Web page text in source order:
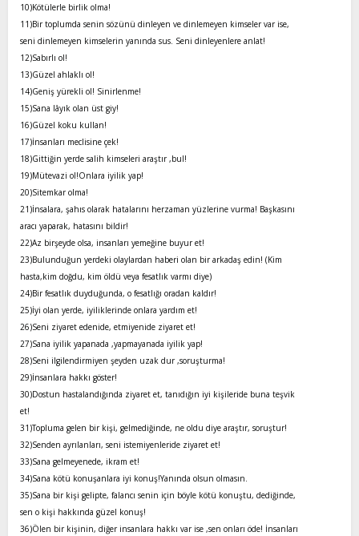
10)Kötülerle birlik olma!
11)Bir toplumda senin sözünü dinleyen ve dinlemeyen kimseler var ise,
seni dinlemeyen kimselerin yanında sus. Seni dinleyenlere anlat!
12)Sabırlı ol!
13)Güzel ahlaklı ol!
14)Geniş yürekli ol! Sinirlenme!
15)Sana lâyık olan üst giy!
16)Güzel koku kullan!
17)İnsanları meclisine çek!
18)Gittiğin yerde salih kimseleri araştır ,bul!
19)Mütevazi ol!Onlara iyilik yap!
20)Sitemkar olma!
21)İnsalara, şahıs olarak hatalarını herzaman yüzlerine vurma! Başkasını
aracı yaparak, hatasını bildir!
22)Az birşeyde olsa, insanları yemeğine buyur et!
23)Bulunduğun yerdeki olaylardan haberi olan bir arkadaş edin! (Kim
hasta,kim doğdu, kim öldü veya fesatlık varmı diye)
24)Bir fesatlık duyduğunda, o fesatlığı oradan kaldır!
25)İyi olan yerde, iyiliklerinde onlara yardım et!
26)Seni ziyaret edenide, etmiyenide ziyaret et!
27)Sana iyilik yapanada ,yapmayanada iyilik yap!
28)Seni ilgilendirmiyen şeyden uzak dur ,soruşturma!
29)İnsanlara hakkı göster!
30)Dostun hastalandığında ziyaret et, tanıdığın iyi kişileride buna teşvik
et!
31)Topluma gelen bir kişi, gelmediğinde, ne oldu diye araştır, soruştur!
32)Senden ayrılanları, seni istemiyenleride ziyaret et!
33)Sana gelmeyenede, ikram et!
34)Sana kötü konuşanlara iyi konuş!Yanında olsun olmasın.
35)Sana bir kişi gelipte, falancı senin için böyle kötü konuştu, dediğinde,
sen o kişi hakkında güzel konuş!
36)Ölen bir kişinin, diğer insanlara hakkı var ise ,sen onları öde! İnsanları